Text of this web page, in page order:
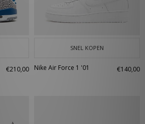
€210,00
SNEL KOPEN
Nike Air Force 1 '01 €140,00